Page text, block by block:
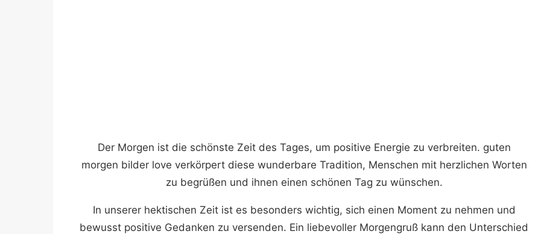
Der Morgen ist die schönste Zeit des Tages, um positive Energie zu verbreiten. guten
morgen bilder love verkörpert diese wunderbare Tradition, Menschen mit herzlichen Worten
zu begrüßen und ihnen einen schönen Tag zu wünschen.
In unserer hektischen Zeit ist es besonders wichtig, sich einen Moment zu nehmen und
bewusst positive Gedanken zu versenden. Ein liebevoller Morgengruß kann den Unterschied